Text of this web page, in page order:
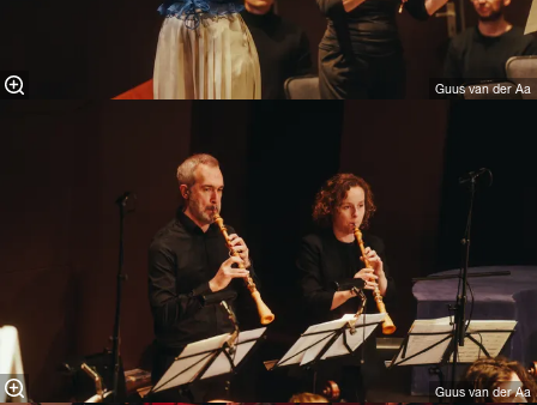
Guus van der Aa
Guus van der Aa